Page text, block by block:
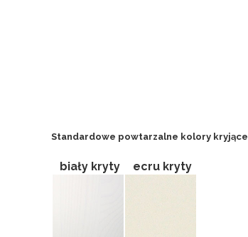
Standardowe powtarzalne kolory kryjące
biały kryty ecru kryty